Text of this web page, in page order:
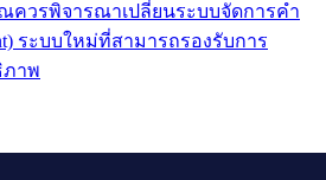
วรพิจารณาเปลี่ยนระบบจัดการคำ
ระบบใหม่ที่สามารถรองรับการ
ภาพ